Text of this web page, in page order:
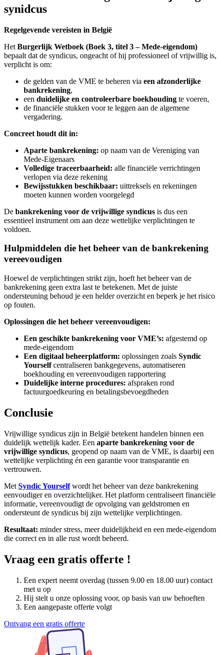
synidcus
Regelgevende vereisten in België
Het Burgerlijk Wetboek (Boek 3, titel 3 – Mede-eigendom)
bepaalt dat de syndicus, ongeacht of hij professioneel of vrijwillig is,
verplicht is om:
de gelden van de VME te beheren via een afzonderlijke
bankrekening,
een duidelijke en controleerbare boekhouding te voeren,
de financiële stukken voor te leggen aan de algemene
vergadering.
Concreet houdt dit in:
Aparte bankrekening: op naam van de Vereniging van
Mede-Eigenaars
Volledige traceerbaarheid: alle financiële verrichtingen
verlopen via deze rekening
Bewijsstukken beschikbaar: uittreksels en rekeningen
moeten kunnen worden voorgelegd
De bankrekening voor de vrijwillige syndicus is dus een
essentieel instrument om aan deze wettelijke verplichtingen te
voldoen.
Hulpmiddelen die het beheer van de bankrekening
vereevoudigen
Hoewel de verplichtingen strikt zijn, hoeft het beheer van de
bankrekening geen extra last te betekenen. Met de juiste
ondersteuning behoud je een helder overzicht en beperk je het risico
op fouten.
Oplossingen die het beheer vereenvoudigen:
Een geschikte bankrekening voor VME’s: afgestemd op
mede-eigendom
Een digitaal beheerplatform: oplossingen zoals Syndic
Yourselfcentraliseren bankgegevens, automatiseren
boekhouding en vereenvoudigen rapportering
Duidelijke interne procedures: afspraken rond
factuurgoedkeuring en betalingsbevoegdheden
Conclusie
Vrijwillige syndicus zijn in België betekent handelen binnen een
duidelijk wettelijk kader. Een aparte bankrekening voor de
vrijwillige syndicus, geopend op naam van de VME, is daarbij een
wettelijke verplichting én een garantie voor transparantie en
vertrouwen.
Met Syndic Yourselfwordt het beheer van deze bankrekening
eenvoudiger en overzichtelijker. Het platform centraliseert financiële
informatie, vereenvoudigt de opvolging van geldstromen en
ondersteunt de syndicus bij zijn wettelijke verplichtingen.
Resultaat: minder stress, meer duidelijkheid en een mede-eigendom
die correct en in alle rust wordt beheerd.
Vraag een gratis offerte !
Een expert neemt overdag (tussen 9.00 en 18.00 uur) contact
met u op
Hij stelt u onze oplossing voor, op basis van uw behoeften
Een aangepaste offerte volgt
Ontvang een gratis offerte